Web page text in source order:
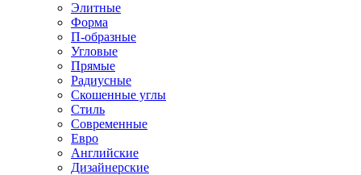
Элитные
Форма
П-образные
Угловые
Прямые
Радиусные
Скошенные углы
Стиль
Современные
Евро
Английские
Дизайнерские